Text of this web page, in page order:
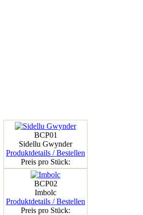
BCP01
Sidellu Gwynder
Produktdetails / Bestellen
Preis pro Stück:
BCP02
Imbolc
Produktdetails / Bestellen
Preis pro Stück: